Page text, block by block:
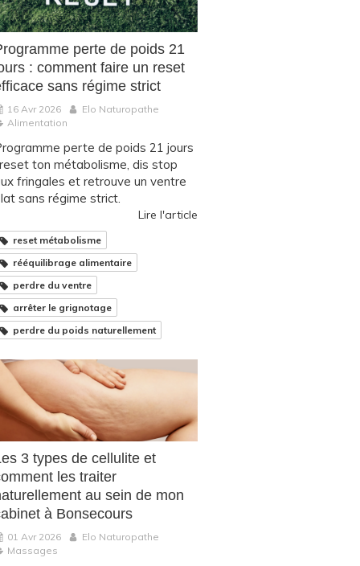
perte de poids 21
: comment faire un reset
sans régime strict
16 Avr 2026
Elo Naturopathe
Alimentation
perte de poids 21 jours
ton métabolisme, dis stop
fringales et retrouve un ventre
sans régime strict.
Lire l'article
reset métabolisme
rééquilibrage alimentaire
perdre du ventre
arrêter le grignotage
perdre du poids naturellement
3 types de cellulite et
les traiter
au sein de mon
à Bonsecours
01 Avr 2026
Elo Naturopathe
Massages